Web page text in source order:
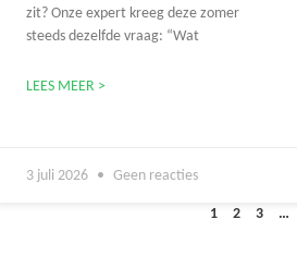
zit? Onze expert kreeg deze zomer
steeds dezelfde vraag: “Wat
LEES MEER >
3 juli 2026 Geen reacties
1 2 3 …